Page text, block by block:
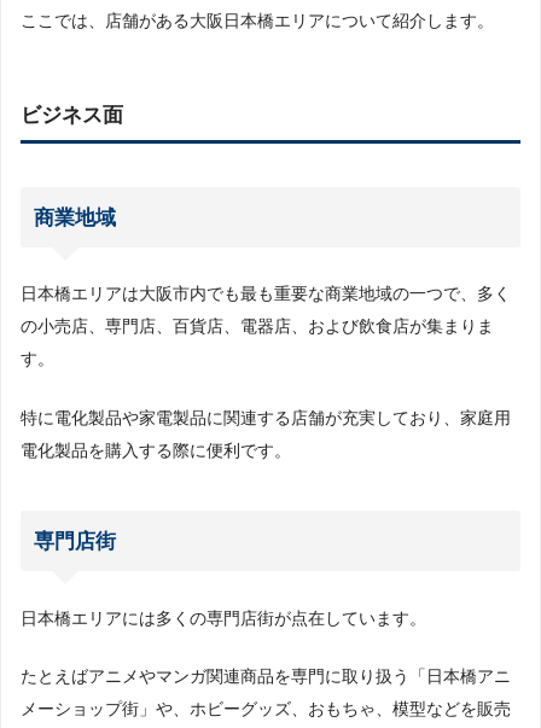
ここでは、店舗がある大阪日本橋エリアについて紹介します。
ビジネス面
商業地域
日本橋エリアは大阪市内でも最も重要な商業地域の一つで、多く
の小売店、専門店、百貨店、電器店、および飲食店が集まりま
す。
特に電化製品や家電製品に関連する店舗が充実しており、家庭用
電化製品を購入する際に便利です。
専門店街
日本橋エリアには多くの専門店街が点在しています。
たとえばアニメやマンガ関連商品を専門に取り扱う「日本橋アニ
メーショップ街」や、ホビーグッズ、おもちゃ、模型などを販売